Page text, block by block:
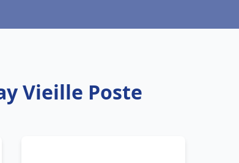
Vieille Poste